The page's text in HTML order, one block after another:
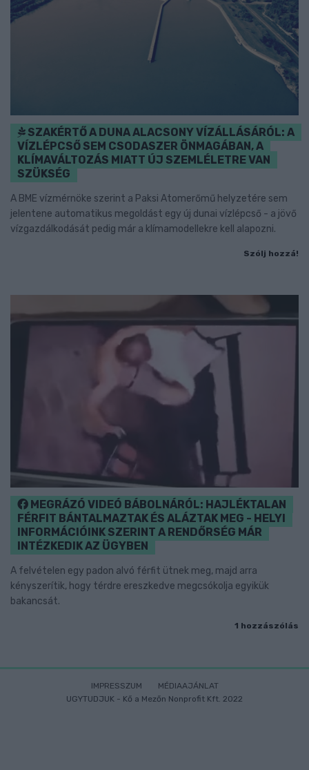
SZAKÉRTŐ A DUNA ALACSONY VÍZÁLLÁSÁRÓL: A
VÍZLÉPCSŐ SEM CSODASZER ÖNMAGÁBAN, A
KLÍMAVÁLTOZÁS MIATT ÚJ SZEMLÉLETRE VAN
SZÜKSÉG
A BME vízmérnöke szerint a Paksi Atomerőmű helyzetére sem
jelentene automatikus megoldást egy új dunai vízlépcső - a jövő
vízgazdálkodását pedig már a klímamodellekre kell alapozni.
Szólj hozzá!
MEGRÁZÓ VIDEÓ BÁBOLNÁRÓL: HAJLÉKTALAN
FÉRFIT BÁNTALMAZTAK ÉS ALÁZTAK MEG - HELYI
INFORMÁCIÓINK SZERINT A RENDŐRSÉG MÁR
INTÉZKEDIK AZ ÜGYBEN
A felvételen egy padon alvó férfit ütnek meg, majd arra
kényszerítik, hogy térdre ereszkedve megcsókolja egyikük
bakancsát.
1 hozzászólás
IMPRESSZUM
MÉDIAAJÁNLAT
UGYTUDJUK - Kő a Mezőn Nonprofit Kft. 2022